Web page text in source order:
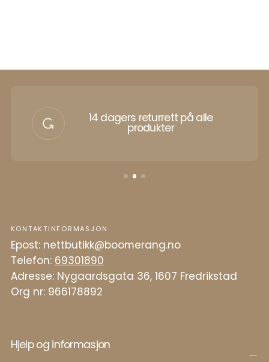
14 dagers returrett på alle
produkter
KONTAKTINFORMASJON
Epost: nettbutikk@boomerang.no
Telefon: 69301890
Adresse: Nygaardsgata 36, 1607 Fredrikstad
Org nr: 966178892
Hjelp og informasjon